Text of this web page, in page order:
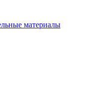
материалы